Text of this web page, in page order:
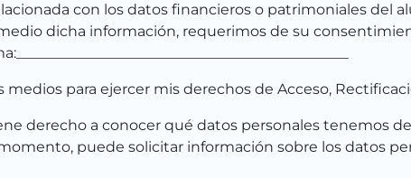
con los datos financieros o patrimoniales del
dicha información, requerimos de su
medios para ejercer mis derechos de Acceso,
derecho a conocer qué datos personales tenemos
puede solicitar información sobre los datos